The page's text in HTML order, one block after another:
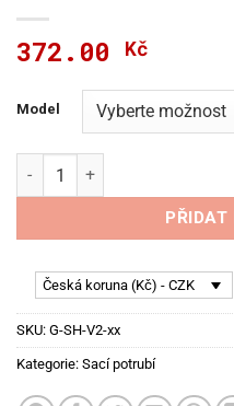
372.00 Kč
Model
Ventilační potrubí V2
PŘIDAT
Česká koruna (Kč) - CZK
SKU: G-SH-V2-xx
Kategorie: Sací potrubí